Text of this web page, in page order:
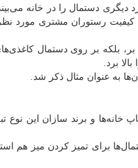
دستمال را در خانه
رستوران مشتری مورد
بر، بلکه بر روی دستمال
برد.
به عنوان مثال ذکر شد.
خانه‌ها و برند سازان این نوع
برای تمیز کردن میز هم